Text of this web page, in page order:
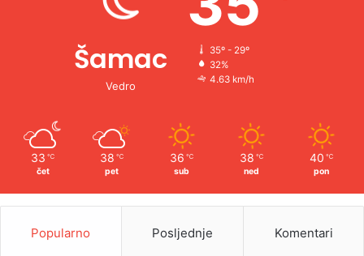
Šamac
Vedro
35º - 29º
32%
4.63 km/h
33 ℃
čet
38 ℃
pet
36 ℃
sub
38 ℃
ned
40 ℃
pon
Popularno Posljednje Komentari